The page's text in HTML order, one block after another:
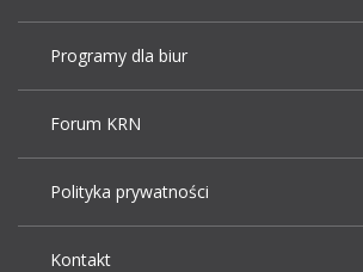
Programy dla biur
Forum KRN
Polityka prywatności
Kontakt